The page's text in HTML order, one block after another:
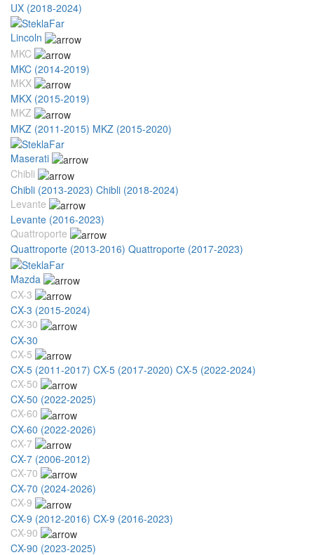
UX (2018-2024)
Lincoln
MKC
MKC (2014-2019)
MKX
MKX (2015-2019)
MKZ
MKZ (2011-2015) MKZ (2015-2020)
Maserati
Chibli
Chibli (2013-2023) Chibli (2018-2024)
Levante
Levante (2016-2023)
Quattroporte
Quattroporte (2013-2016) Quattroporte (2017-2023)
Mazda
CX-3
CX-3 (2015-2024)
CX-30
CX-30
CX-5
CX-5 (2011-2017) CX-5 (2017-2020) CX-5 (2022-2024)
CX-50
CX-50 (2022-2025)
CX-60
CX-60 (2022-2026)
CX-7
CX-7 (2006-2012)
CX-70
CX-70 (2024-2026)
CX-9
CX-9 (2012-2016) CX-9 (2016-2023)
CX-90
CX-90 (2023-2025)